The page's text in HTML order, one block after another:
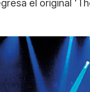
el original